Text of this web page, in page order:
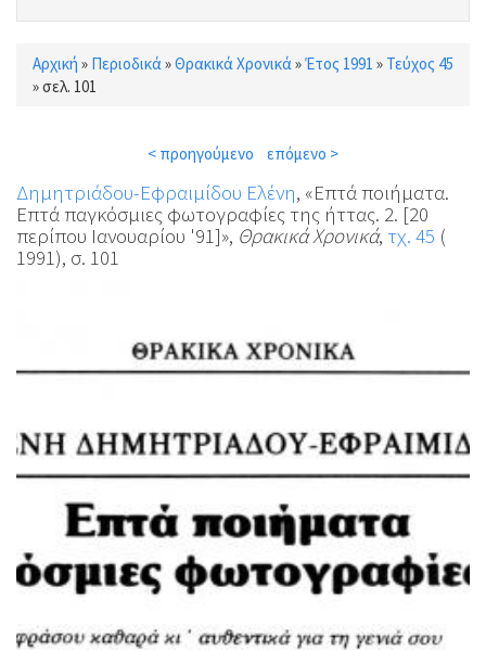
Είστε εδώ
Αρχική » Περιοδικά »Θρακικά Χρονικά »Έτος 1991 » Τεύχος 45
»σελ. 101
< προηγούμενο επόμενο >
Δημητριάδου-Εφραιμίδου Ελένη, «Επτά ποιήματα.
Επτά παγκόσμιες φωτογραφίες της ήττας. 2. [20
περίπου Ιανουαρίου '91]», Θρακικά Χρονικά, τχ. 45 (
1991), σ. 101